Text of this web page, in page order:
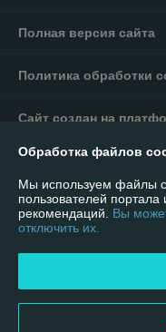
Полная версия сайта
Политика обработки
Сайт создан на
Юридическое лицо:ИП
г. Минск, ул. Мельникайте 16/
комитет
Обработка файлов
Мы используем файлы
пользователей
рекомендаций. Вы
отключить их.